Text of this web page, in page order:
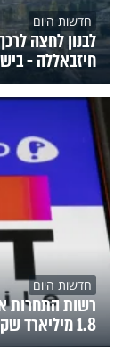
חדשות היום
לבנון לחצה
חיזבאללה -
חדשות היום
רשות התחרות
1.8 מיליארד שקל